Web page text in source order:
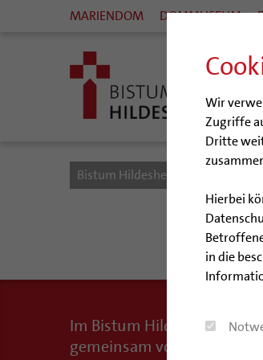
Wir
Zugriffe
Dritte
Hierbei
in die
MARIENDOM DOMMUSEUM
Bistum Hildesheim
Im Bistum Hildesheim gibt
gemeinsam von